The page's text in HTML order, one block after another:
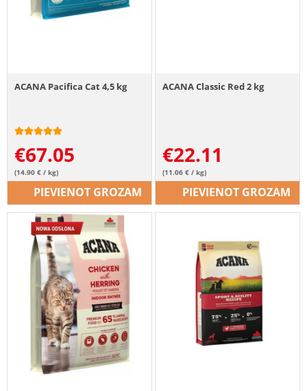
ACANA Pacifica Cat 4,5 kg
€67.05
(14.90 € / kg)
PIEVIENOT GROZAM
ACANA Classic Red 2 kg
€22.11
(11.06 € / kg)
PIEVIENOT GROZAM